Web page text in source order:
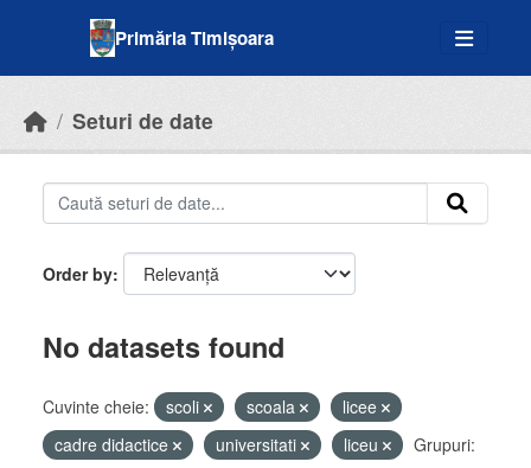
Primăria Timișoara
Seturi de date
Order by
No datasets found
Cuvinte cheie: scoli scoala
licee
cadre didactice
universitati liceu
Grupuri: